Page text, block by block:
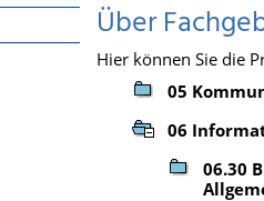
Über
Hier können Sie die
05
06
06.30